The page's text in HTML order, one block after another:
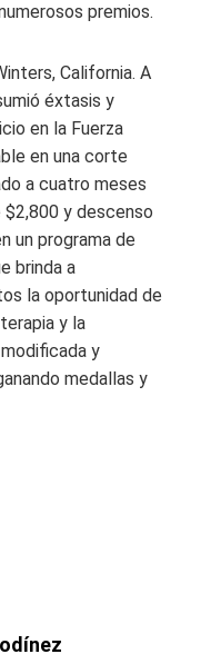
premios.
California. A
éxtasis y
en la Fuerza
en una corte
a cuatro meses
$2,800 y descenso
un programa de
brinda a
la oportunidad de
y la
y
medallas y